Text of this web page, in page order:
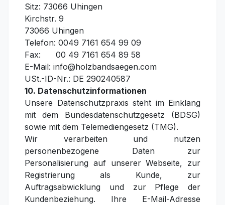
Sitz: 73066 Uhingen
Kirchstr. 9
73066 Uhingen
Telefon: 0049 7161 654 99 09
Fax: 00 49 7161 654 89 58
E-Mail: info@holzbandsaegen.com
USt.-ID-Nr.: DE 290240587
10. Datenschutzinformationen
Unsere Datenschutzpraxis steht im Einklang
mit dem Bundesdatenschutzgesetz (BDSG)
sowie mit dem Telemediengesetz (TMG).
Wir verarbeiten und nutzen
personenbezogene Daten zur
Personalisierung auf unserer Webseite, zur
Registrierung als Kunde, zur
Auftragsabwicklung und zur Pflege der
Kundenbeziehung. Ihre E-Mail-Adresse